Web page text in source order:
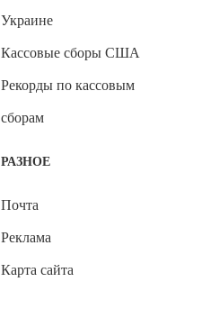
Украине
Кассовые сборы США
Рекорды по кассовым
сборам
РАЗНОЕ
Почта
Реклама
Карта сайта